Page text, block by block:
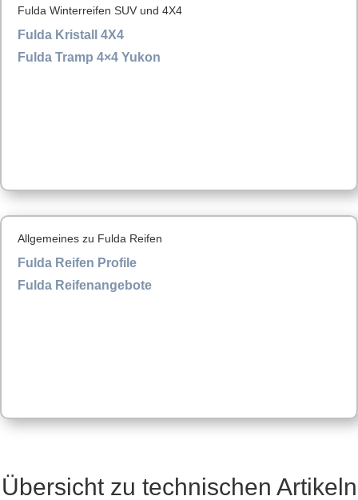
Fulda Winterreifen SUV und 4X4
Fulda Kristall 4X4
Fulda Tramp 4×4 Yukon
Allgemeines zu Fulda Reifen
Fulda Reifen Profile
Fulda Reifenangebote
Übersicht zu technischen Artikeln